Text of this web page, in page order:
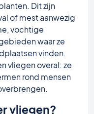
Dit zijn
of mest aanwezig
vochtige
waar ze
vinden.
vliegen overal: ze
rond mensen
vliegen?